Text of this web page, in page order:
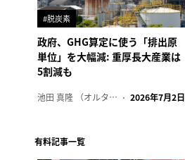
#脱炭素
政府、GHG算定に使う「排出原
単位」を大幅減: 重厚長大産業は
5割減も
池田 真隆 （オルタナ輪番編集長） 2026年7月2日
有料記事一覧